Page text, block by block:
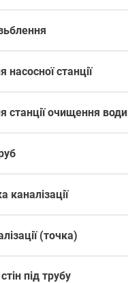
насосної станції
станції очищення води
каналізації
(точка)
під трубу